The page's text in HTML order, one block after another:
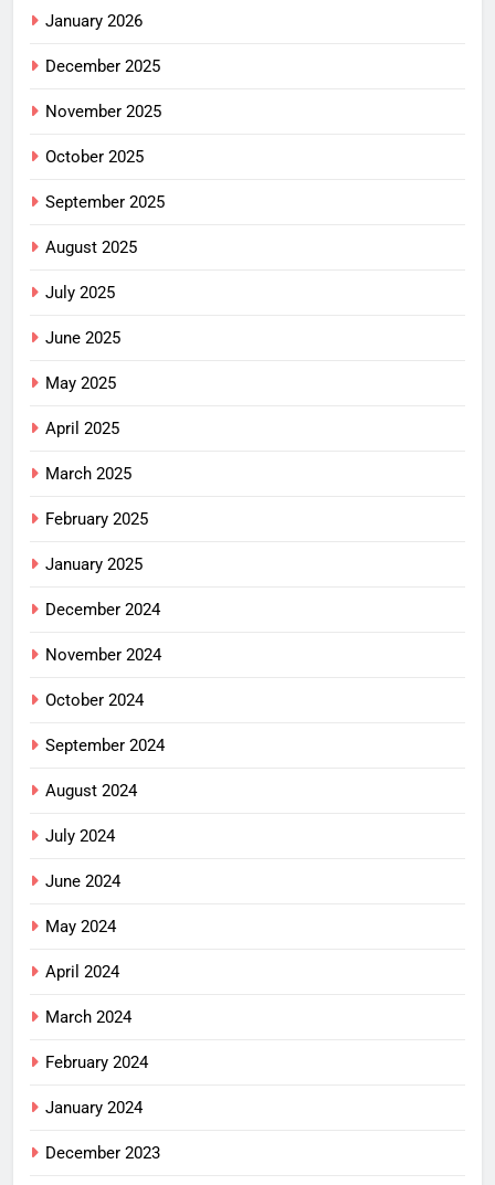
January 2026
December 2025
November 2025
October 2025
September 2025
August 2025
July 2025
June 2025
May 2025
April 2025
March 2025
February 2025
January 2025
December 2024
November 2024
October 2024
September 2024
August 2024
July 2024
June 2024
May 2024
April 2024
March 2024
February 2024
January 2024
December 2023